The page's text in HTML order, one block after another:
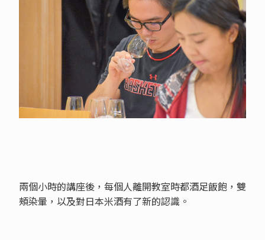
兩個小時的講座後，每個人離開教室時都酒足飯飽，雙
頰染暈，以及對日本米酒有了新的認識。